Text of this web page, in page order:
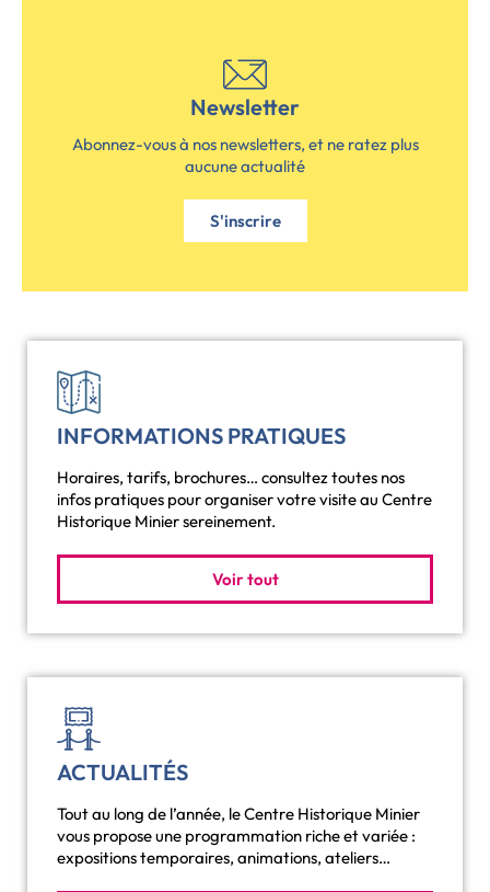
Newsletter
Abonnez-vous à nos newsletters, et ne ratez plus
aucune actualité
S'inscrire
INFORMATIONS PRATIQUES
Horaires, tarifs, brochures… consultez toutes nos
infos pratiques pour organiser votre visite au Centre
Historique Minier sereinement.
Voir tout
ACTUALITÉS
Tout au long de l’année, le Centre Historique Minier
vous propose une programmation riche et variée :
expositions temporaires, animations, ateliers…